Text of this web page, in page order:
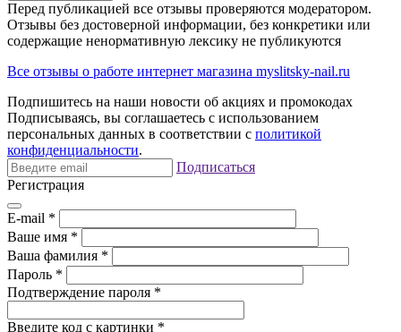
Перед публикацией все отзывы проверяются модератором.
Отзывы без достоверной информации, без конкретики или
содержащие ненормативную лексику не публикуются
Все отзывы о работе интернет магазина myslitsky-nail.ru
Подпишитесь на наши новости об акциях и промокодах
Подписываясь, вы соглашаетесь с использованием
персональных данных в соответствии с политикой
конфиденциальности.
Подписаться
Регистрация
E-mail *
Ваше имя *
Ваша фамилия *
Пароль *
Подтверждение пароля *
Введите код с картинки *